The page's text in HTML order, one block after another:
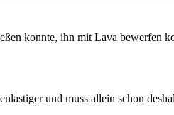
konnte, ihn mit Lava
und muss allein schon